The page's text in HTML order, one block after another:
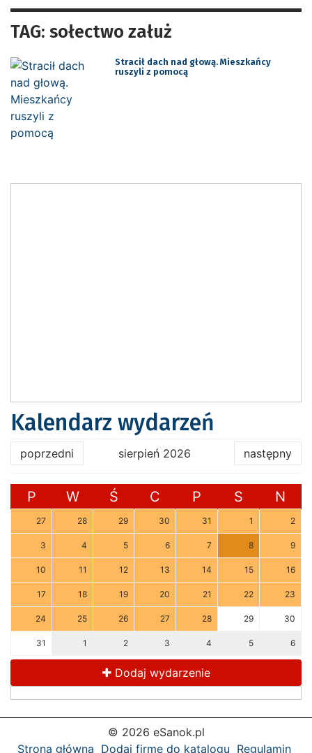
TAG: sołectwo załuż
Stracił dach nad głową. Mieszkańcy
ruszyli z pomocą
Kalendarz wydarzeń
poprzedni sierpień 2026 następny
P W Ś C P S N
27 28 29 30 31 1 2
3 4 5 6 7 8 9
10 11 12 13 14 15 16
17 18 19 20 21 22 23
24 25 26 27 28 29 30
31 1 2 3 4 5 6
Dodaj wydarzenie
© 2026 eSanok.pl
Strona główna Dodaj firmę do katalogu Regulamin